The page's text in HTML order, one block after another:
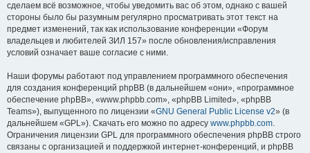
сделаем всё возможное, чтобы уведомить вас об этом, однако с вашей
стороны было бы разумным регулярно просматривать этот текст на
предмет изменений, так как использование конференции «Форум
владельцев и любителей ЗИЛ 157» после обновления/исправления
условий означает ваше согласие с ними.
Наши форумы работают под управлением программного обеспечения
для создания конференций phpBB (в дальнейшем «они», «программное
обеспечение phpBB», «www.phpbb.com», «phpBB Limited», «phpBB
Teams»), выпущенного по лицензии «GNU General Public License v2» (в
дальнейшем «GPL»). Скачать его можно по адресу www.phpbb.com.
Ограничения лицензии GPL для программного обеспечения phpBB строго
связаны с организацией и поддержкой интернет-конференций, и phpBB